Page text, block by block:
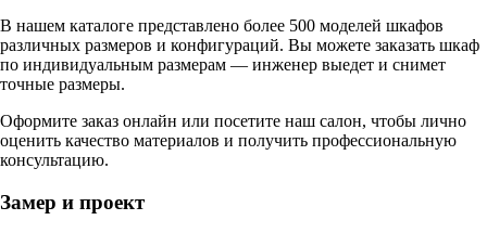
В нашем каталоге представлено более 500 моделей шкафов
различных размеров и конфигураций. Вы можете заказать шкаф
по индивидуальным размерам — инженер выедет и снимет
точные размеры.
Оформите заказ онлайн или посетите наш салон, чтобы лично
оценить качество материалов и получить профессиональную
консультацию.
Замер и проект